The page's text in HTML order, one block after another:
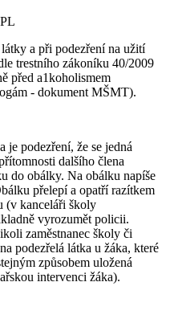
a při podezření na užití
trestního zákoníku 40/2009
před a1koholismem
- dokument MŠMT).
je podezření, že se jedná
dalšího člena
do obálky. Na obálku napíše
přelepí a opatří razítkem
(v kanceláři školy
vyrozumět policii.
zaměstnanec školy či
podezřelá látka u žáka, které
způsobem uložená
intervenci žáka).